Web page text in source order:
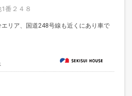
番２４８
リア、国道248号線も近くにあり車で